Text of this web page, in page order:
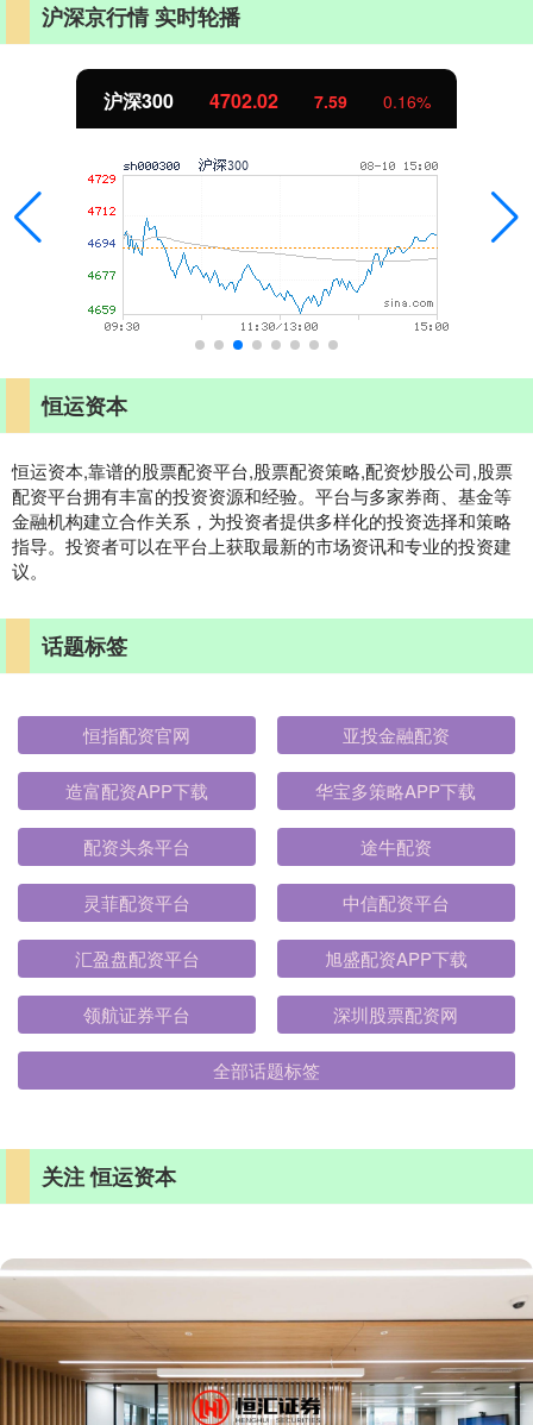
沪深京行情 实时轮播
沪深300 4702.02 7.59 0.16%
恒运资本
恒运资本,靠谱的股票配资平台,股票配资策略,配资炒股公司,股票
配资平台拥有丰富的投资资源和经验。平台与多家券商、基金等
金融机构建立合作关系，为投资者提供多样化的投资选择和策略
指导。投资者可以在平台上获取最新的市场资讯和专业的投资建
议。
话题标签
恒指配资官网 亚投金融配资
造富配资APP下载 华宝多策略APP下载
配资头条平台 途牛配资
灵菲配资平台 中信配资平台
汇盈盘配资平台 旭盛配资APP下载
领航证券平台 深圳股票配资网
全部话题标签
关注 恒运资本